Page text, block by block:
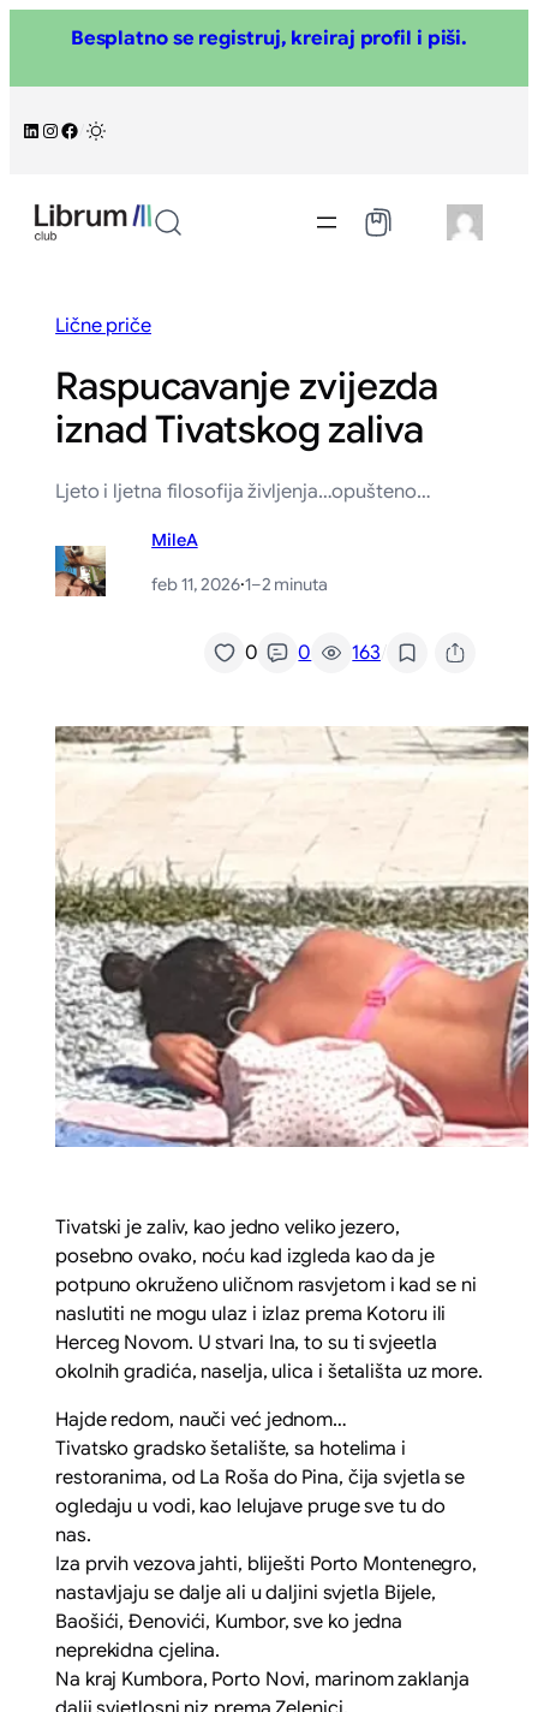
sadržaj
Besplatno se registruj, kreiraj profil i piši.
LinkedIn
Instagram
Facebook
Lične priče
Raspucavanje zvijezda
iznad Tivatskog zaliva
Ljeto i ljetna filosofija življenja…opušteno…
MileA
feb 11, 2026·1–2 minuta
0 0 163/
Tivatski je zaliv, kao jedno veliko jezero,
posebno ovako, noću kad izgleda kao da je
potpuno okruženo uličnom rasvjetom i kad se ni
naslutiti ne mogu ulaz i izlaz prema Kotoru ili
Herceg Novom. U stvari Ina, to su ti svjeetla
okolnih gradića, naselja, ulica i šetališta uz more.
Hajde redom, nauči već jednom…
Tivatsko gradsko šetalište, sa hotelima i
restoranima, od La Roša do Pina, čija svjetla se
ogledaju u vodi, kao lelujave pruge sve tu do
nas.
Iza prvih vezova jahti, bliješti Porto Montenegro,
nastavljaju se dalje ali u daljini svjetla Bijele,
Baošići, Đenovići, Kumbor, sve ko jedna
neprekidna cjelina.
Na kraj Kumbora, Porto Novi, marinom zaklanja